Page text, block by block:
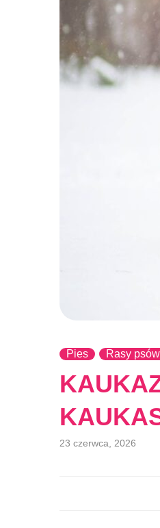
Pies Rasy psów
23 czerwca, 2026